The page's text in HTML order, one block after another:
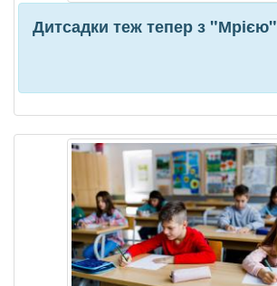
Дитсадки теж тепер з "Мрією"